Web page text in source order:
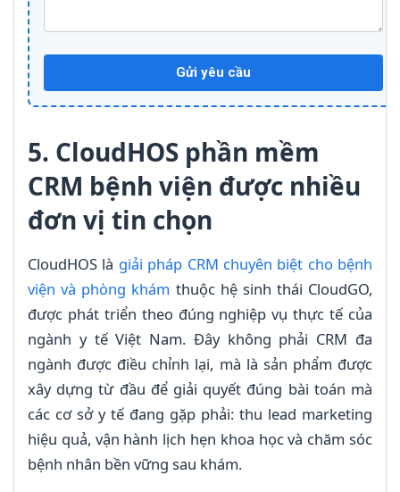
Gửi yêu cầu
5. CloudHOS phần mềm
CRM bệnh viện được nhiều
đơn vị tin chọn
CloudHOS là giải pháp CRM chuyên biệt cho bệnh
viện và phòng khám thuộc hệ sinh thái CloudGO,
được phát triển theo đúng nghiệp vụ thực tế của
ngành y tế Việt Nam. Đây không phải CRM đa
ngành được điều chỉnh lại, mà là sản phẩm được
xây dựng từ đầu để giải quyết đúng bài toán mà
các cơ sở y tế đang gặp phải: thu lead marketing
hiệu quả, vận hành lịch hẹn khoa học và chăm sóc
bệnh nhân bền vững sau khám.